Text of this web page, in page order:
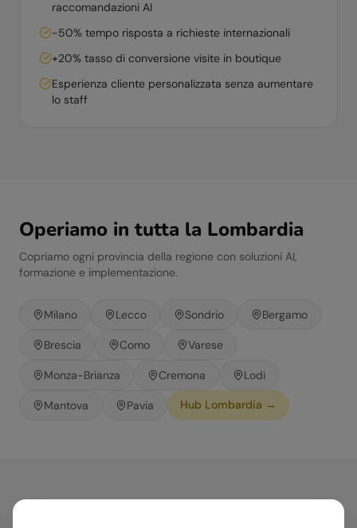
raccomandazioni AI
-50% tempo risposta a richieste internazionali
+20% tasso di conversione visite in boutique
Esperienza cliente personalizzata senza aumentare
lo staff
Operiamo in tutta la Lombardia
Copriamo ogni provincia della regione con soluzioni AI,
formazione e implementazione.
Milano Lecco Sondrio Bergamo
Brescia Como Varese
Monza-Brianza Cremona Lodi
Mantova Pavia Hub Lombardia →